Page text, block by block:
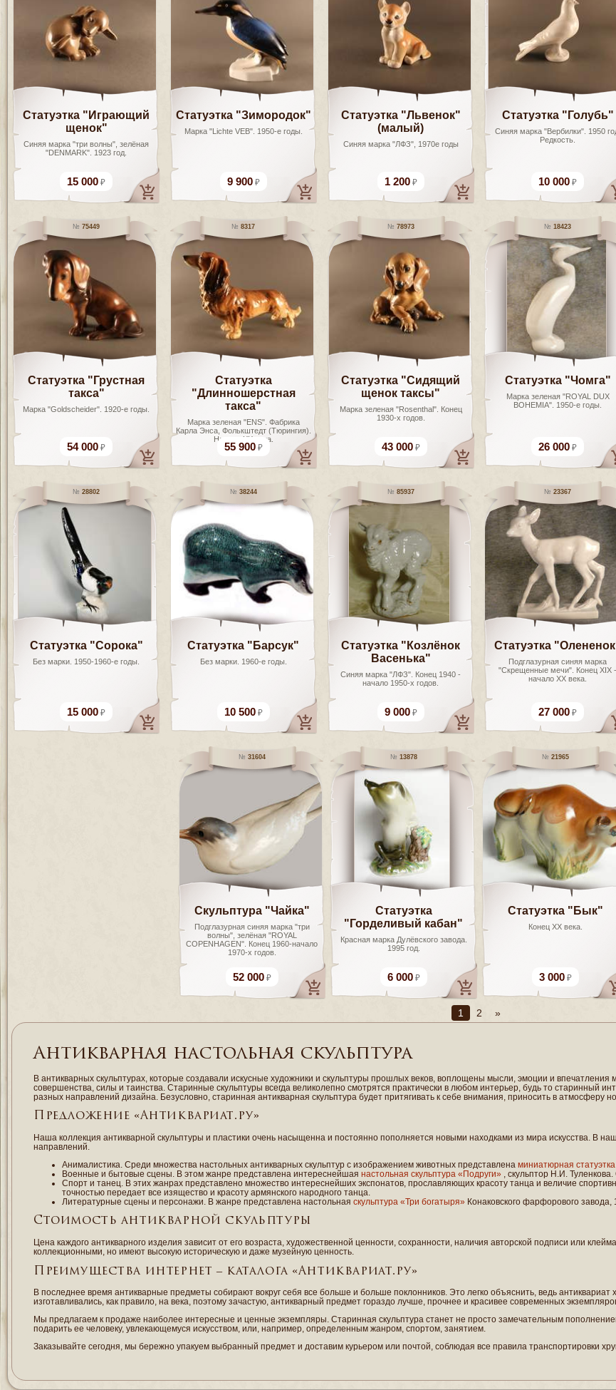
Статуэтка "Играющий
щенок"
Синяя марка "три волны", зелёная
"DENMARK". 1923 год.
15 000
Статуэтка "Зимородок"
Марка "Lichte VEB". 1950-е годы.
9 900
Статуэтка "Львенок"
(малый)
Синяя марка "ЛФЗ", 1970е годы
1 200
Статуэтка "Голубь"
Синяя марка "Вербилки". 1950
Редкость.
10 000
75449
Статуэтка "Грустная
такса"
Марка "Goldscheider". 1920-е годы.
54 000
8317
Статуэтка
"Длинношерстная
такса"
Марка зеленая "ENS". Фабрика
Карла Энса, Фолькштедт (Тюрингия).
Начало ХХ века.
55 900
78973
Статуэтка "Сидящий
щенок таксы"
Марка зеленая "Rosenthal". Конец
1930-х годов.
43 000
18423
Статуэтка "Чомга"
Марка зеленая "ROYAL DUX
BOHEМIА". 1950-е годы.
26 000
28802
Статуэтка "Сорока"
Без марки. 1950-1960-е годы.
15 000
38244
Статуэтка "Барсук"
Без марки. 1960-е годы.
10 500
85937
Статуэтка "Козлёнок
Васенька"
Синяя марка "ЛФЗ". Конец 1940 -
начало 1950-х годов.
9 000
23367
Статуэтка
Подглазурная синяя марка
"Скрещенные мечи". Конец XIX -
начало XX века.
27 000
31604
Скульптура "Чайка"
Подглазурная синяя марка "три
волны", зелёная "ROYAL
COPENHAGEN". Конец 1960-начало
1970-х годов.
52 000
13878
Статуэтка
"Горделивый кабан"
Красная марка Дулёвского завода.
1995 год.
6 000
21965
Статуэтка "Бык"
Конец ХХ века.
3 000
1 2 »
Антикварная настольная скульптура
В антикварных скульптурах, которые создавали искусные художники и скульптуры прошлых веков, воплощены мысли, эмоции и впечатления
совершенства, силы и таинства. Старинные скульптуры всегда великолепно смотрятся практически в любом интерьер, будь то старинный
разных направлений дизайна. Безусловно, старинная антикварная скульптура будет притягивать к себе внимания, приносить в атмосферу
Предложение «Антиквариат.ру»
Наша коллекция антикварной скульптуры и пластики очень насыщенна и постоянно пополняется новыми находками из мира искусства. В
направлений.
Анималистика. Среди множества настольных антикварных скульптур с изображением животных представлена миниатюрная
Военные и бытовые сцены. В этом жанре представлена интереснейшая настольная скульптура «Подруги»
, скульптор Н.И.
Спорт и танец. В этих жанрах представлено множество интереснейших экспонатов, прославляющих красоту танца и величие
точностью передает все изящество и красоту армянского народного танца.
Литературные сцены и персонажи. В жанре представлена настольная скульптура «Три богатыря» Конаковского фарфорового завода,
Стоимость антикварной скульптуры
Цена каждого антикварного изделия зависит от его возраста, художественной ценности, сохранности, наличия авторской подписи или
коллекционными, но имеют высокую историческую и даже музейную ценность.
Преимущества интернет – каталога «Антиквариат.ру»
В последнее время антикварные предметы собирают вокруг себя все больше и больше поклонников. Это легко объяснить, ведь
изготавливались, как правило, на века, поэтому зачастую, антикварный предмет гораздо лучше, прочнее и красивее современных
Мы предлагаем к продаже наиболее интересные и ценные экземпляры. Старинная скульптура станет не просто замечательным
подарить ее человеку, увлекающемуся искусством, или, например, определенным жанром, спортом, занятием.
Заказывайте сегодня, мы бережно упакуем выбранный предмет и доставим курьером или почтой, соблюдая все правила транспортировки